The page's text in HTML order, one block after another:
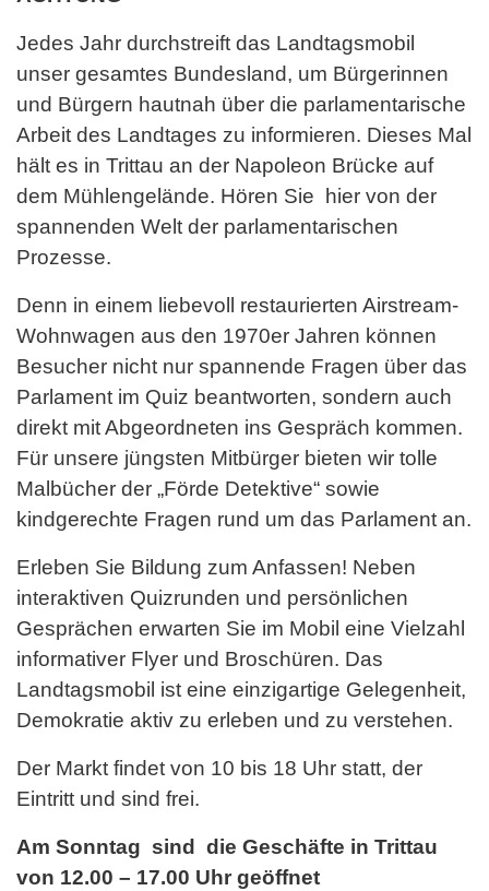
Jedes Jahr durchstreift das Landtagsmobil
unser gesamtes Bundesland, um Bürgerinnen
und Bürgern hautnah über die parlamentarische
Arbeit des Landtages zu informieren. Dieses Mal
hält es in Trittau an der Napoleon Brücke auf
dem Mühlengelände. Hören Sie hier von der
spannenden Welt der parlamentarischen
Prozesse.
Denn in einem liebevoll restaurierten Airstream-
Wohnwagen aus den 1970er Jahren können
Besucher nicht nur spannende Fragen über das
Parlament im Quiz beantworten, sondern auch
direkt mit Abgeordneten ins Gespräch kommen.
Für unsere jüngsten Mitbürger bieten wir tolle
Malbücher der „Förde Detektive“ sowie
kindgerechte Fragen rund um das Parlament an.
Erleben Sie Bildung zum Anfassen! Neben
interaktiven Quizrunden und persönlichen
Gesprächen erwarten Sie im Mobil eine Vielzahl
informativer Flyer und Broschüren. Das
Landtagsmobil ist eine einzigartige Gelegenheit,
Demokratie aktiv zu erleben und zu verstehen.
Der Markt findet von 10 bis 18 Uhr statt, der
Eintritt und sind frei.
Am Sonntag sind die Geschäfte in Trittau
von 12.00 – 17.00 Uhr geöffnet